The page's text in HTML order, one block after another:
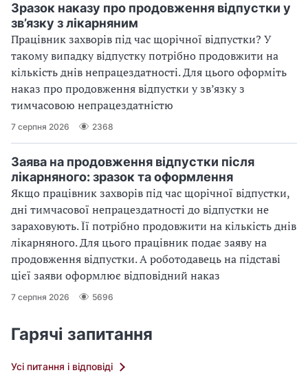
Зразок наказу про продовження відпустки у
зв’язку з лікарняним
Працівник захворів під час щорічної відпустки? У
такому випадку відпустку потрібно продовжити на
кількість днів непрацездатності. Для цього оформіть
наказ про продовження відпустки у зв’язку з
тимчасовою непрацездатністю
7 серпня 2026 2368
Заява на продовження відпустки після
лікарняного: зразок та оформлення
Якщо працівник захворів під час щорічної відпустки,
дні тимчасової непрацездатності до відпустки не
зараховують. Її потрібно продовжити на кількість днів
лікарняного. Для цього працівник подає заяву на
продовження відпустки. А роботодавець на підставі
цієї заяви оформлює відповідний наказ
7 серпня 2026 5696
Гарячі запитання
Усі питання і відповіді